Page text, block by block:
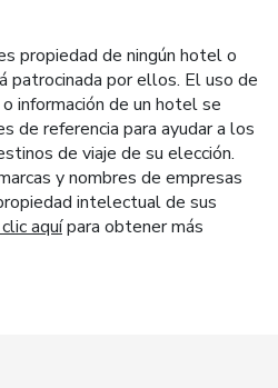
propiedad de ningún hotel o
patrocinada por ellos. El uso de
información de un hotel se
de referencia para ayudar a los
de viaje de su elección.
y nombres de empresas
intelectual de sus
aquípara obtener más